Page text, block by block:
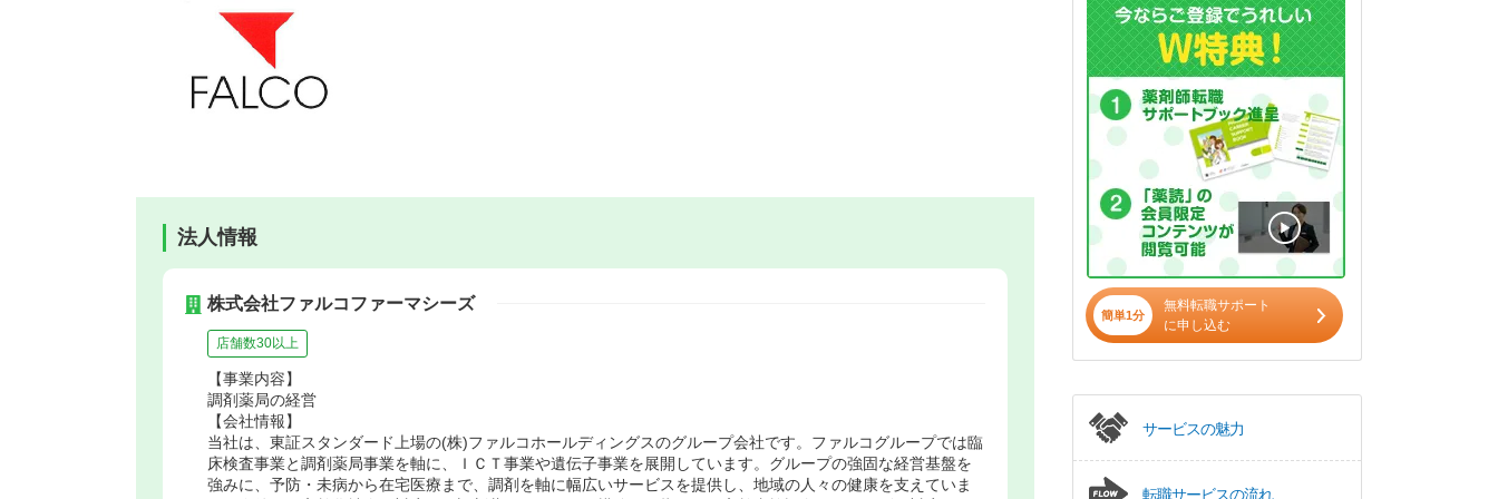
法人情報
株式会社ファルコファーマシーズ
店舗数30以上
【事業内容】
調剤薬局の経営
【会社情報】
当社は、東証スタンダード上場の(株)ファルコホールディングスのグループ会社です。ファルコグループでは臨
床検査事業と調剤薬局事業を軸に、ＩＣＴ事業や遺伝子事業を展開しています。グループの強固な経営基盤を
強みに、予防・未病から在宅医療まで、調剤を軸に幅広いサービスを提供し、地域の人々の健康を支えていま
簡単1分
無料転職サポート
に申し込む
サービスの魅力
転職サービスの流れ